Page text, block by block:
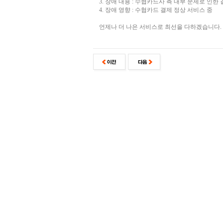
3. 장애 내용 : 수협카드사 측 내부 문제로 인한
4. 장애 영향 : 수협카드 결제 정상 서비스 중
언제나 더 나은 서비스로 최선을 다하겠습니다.